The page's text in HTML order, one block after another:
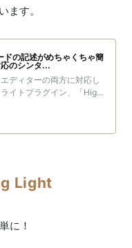
ます。
の記述がめちゃくちゃ簡
のシンタ...
ディターの両方に対応し
イトプラグイン、「Highl
ンタックスハイライトの
使っています。（より良い
Light
に！